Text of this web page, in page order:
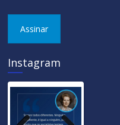
Assinar
Instagram